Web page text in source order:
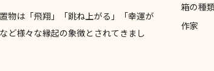
物は「飛翔」「跳ね上がる」「幸運が
ど様々な縁起の象徴とされてきまし
箱の種
作家